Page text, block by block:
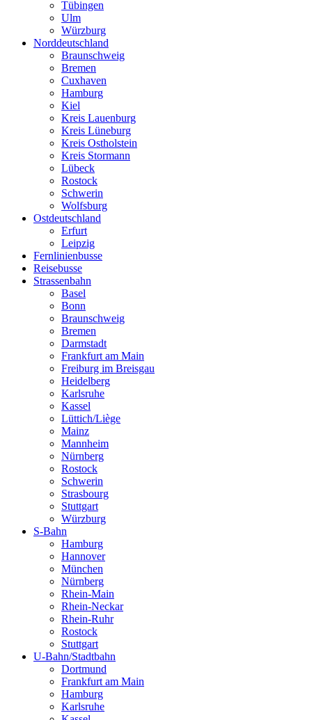
Tübingen
Ulm
Würzburg
Norddeutschland
Braunschweig
Bremen
Cuxhaven
Hamburg
Kiel
Kreis Lauenburg
Kreis Lüneburg
Kreis Ostholstein
Kreis Stormann
Lübeck
Rostock
Schwerin
Wolfsburg
Ostdeutschland
Erfurt
Leipzig
Fernlinienbusse
Reisebusse
Strassenbahn
Basel
Bonn
Braunschweig
Bremen
Darmstadt
Frankfurt am Main
Freiburg im Breisgau
Heidelberg
Karlsruhe
Kassel
Lüttich/Liège
Mainz
Mannheim
Nürnberg
Rostock
Schwerin
Strasbourg
Stuttgart
Würzburg
S-Bahn
Hamburg
Hannover
München
Nürnberg
Rhein-Main
Rhein-Neckar
Rhein-Ruhr
Rostock
Stuttgart
U-Bahn/Stadtbahn
Dortmund
Frankfurt am Main
Hamburg
Karlsruhe